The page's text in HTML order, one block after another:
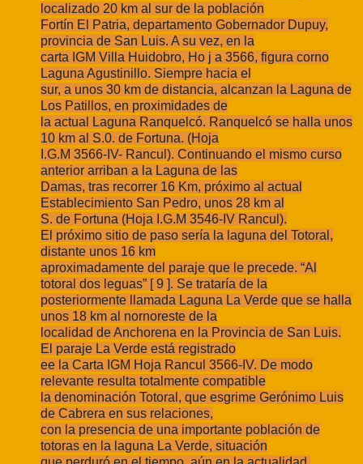
localizado 20 km al sur de la población
Fortín El Patria, departamento Gobernador Dupuy,
provincia de San Luis. A su vez, en la
carta IGM Villa Huidobro, Ho j a 3566, figura corno
Laguna Agustinillo. Siempre hacia el
sur, a unos 30 km de distancia, alcanzan la Laguna de
Los Patillos, en proximidades de
la actual Laguna Ranquelcó. Ranquelcó se halla unos
10 km al S.0. de Fortuna. (Hoja
I.G.M 3566-IV- Rancul). Continuando el mismo curso
anterior arriban a la Laguna de las
Damas, tras recorrer 16 Km, próximo al actual
Establecimiento San Pedro, unos 28 km al
S. de Fortuna (Hoja I.G.M 3546-IV Rancul).
El próximo sitio de paso sería la laguna del Totoral,
distante unos 16 km
aproximadamente del paraje que le precede. “Al
totoral dos leguas” [ 9 ]. Se trataría de la
posteriormente llamada Laguna La Verde que se halla
unos 18 km al nornoreste de la
localidad de Anchorena en la Provincia de San Luis.
El paraje La Verde está registrado
ee la Carta IGM Hoja Rancul 3566-IV. De modo
relevante resulta totalmente compatible
la denominación Totoral, que esgrime Gerónimo Luis
de Cabrera en sus relaciones,
con la presencia de una importante población de
totoras en la laguna La Verde, situación